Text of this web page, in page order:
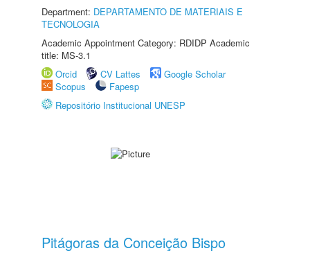
Department: DEPARTAMENTO DE MATERIAIS E
TECNOLOGIA
Academic Appointment Category: RDIDP Academic
title: MS-3.1
Orcid
CV Lattes
Google Scholar
Scopus
Fapesp
Repositório Institucional UNESP
Pitágoras da Conceição Bispo